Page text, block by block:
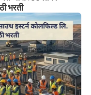
भरती